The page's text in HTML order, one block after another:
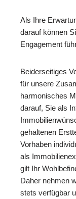
Als Ihre
darauf können
Engagement
Beiderseitiges
für unsere
harmonisches
darauf, Sie als
gehaltenen
Vorhaben
als
gilt Ihr
Daher nehmen
stets verfügbar